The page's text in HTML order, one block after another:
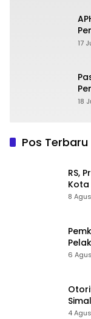
17
18
Pos Terbaru
RS,
8
6
4